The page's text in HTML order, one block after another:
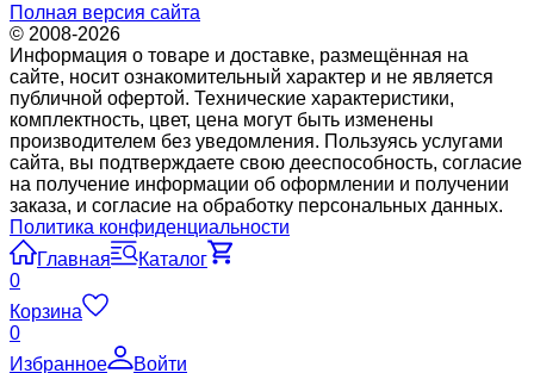
Полная версия сайта
© 2008-2026
Информация о товаре и доставке, размещённая на
сайте, носит ознакомительный характер и не является
публичной офертой. Технические характеристики,
комплектность, цвет, цена могут быть изменены
производителем без уведомления. Пользуясь услугами
сайта, вы подтверждаете свою дееспособность, согласие
на получение информации об оформлении и получении
заказа, и согласие на обработку персональных данных.
Политика конфиденциальности
Главная
Каталог
0
Корзина
0
Избранное
Войти